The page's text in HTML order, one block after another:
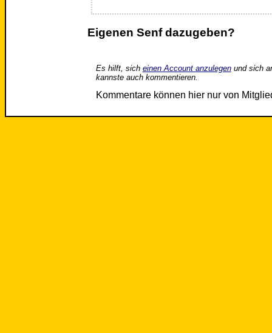
Eigenen Senf dazugeben?
Es hilft, sich einen Account anzulegenund sich
kannste auch kommentieren.
Kommentare können hier nur von